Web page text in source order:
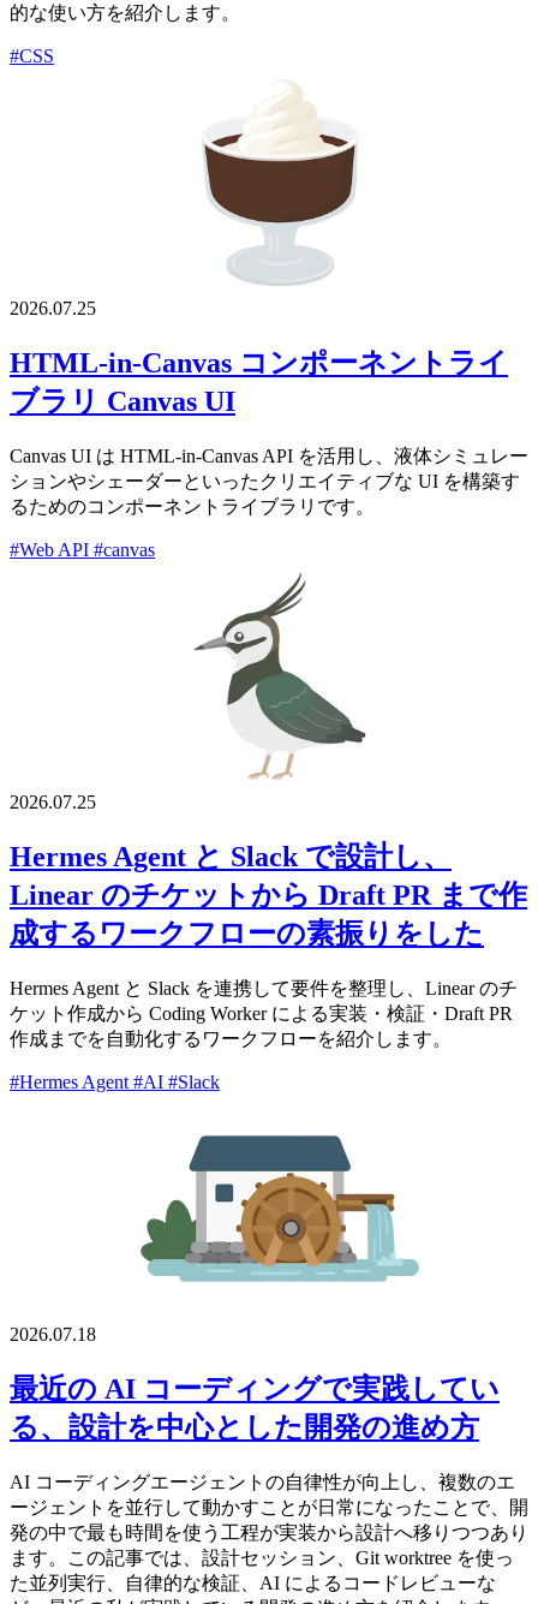
的な使い方を紹介します。
#CSS
2026.07.25
HTML-in-Canvas コンポーネントライ
ブラリ Canvas UI
Canvas UI は HTML-in-Canvas API を活用し、液体シミュレー
ションやシェーダーといったクリエイティブな UI を構築す
るためのコンポーネントライブラリです。
#Web API #canvas
2026.07.25
Hermes Agent と Slack で設計し、
Linear のチケットから Draft PR まで作
成するワークフローの素振りをした
Hermes Agent と Slack を連携して要件を整理し、Linear のチ
ケット作成から Coding Worker による実装・検証・Draft PR
作成までを自動化するワークフローを紹介します。
#Hermes Agent #AI #Slack
2026.07.18
最近の AI コーディングで実践してい
る、設計を中心とした開発の進め方
AI コーディングエージェントの自律性が向上し、複数のエ
ージェントを並行して動かすことが日常になったことで、開
発の中で最も時間を使う工程が実装から設計へ移りつつあり
ます。この記事では、設計セッション、Git worktree を使っ
た並列実行、自律的な検証、AI によるコードレビューな